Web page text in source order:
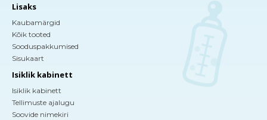
Lisaks
Kaubamärgid
Kõik tooted
Sooduspakkumised
Sisukaart
Isiklik kabinett
Isiklik kabinett
Tellimuste ajalugu
Soovide nimekiri